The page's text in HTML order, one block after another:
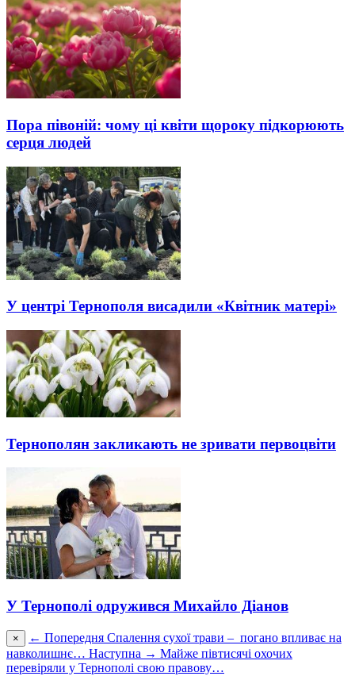
Пора півоній: чому ці квіти щороку підкорюють
серця людей
У центрі Тернополя висадили «Квітник матері»
Тернополян закликають не зривати первоцвіти
У Тернополі одружився Михайло Діанов
× ← Попередня Спалення сухої трави – погано впливає на
навколишнє… Наступна → Майже півтисячі охочих
перевіряли у Тернополі свою правову…